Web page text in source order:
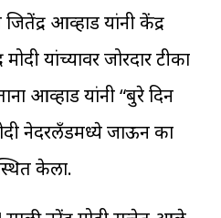
आव्हाड यांनी केंद्र
यांच्यावर जोरदार टीका
आव्हाड यांनी “बुरे दिन
नेदरलँडमध्ये जाऊन का
केला.